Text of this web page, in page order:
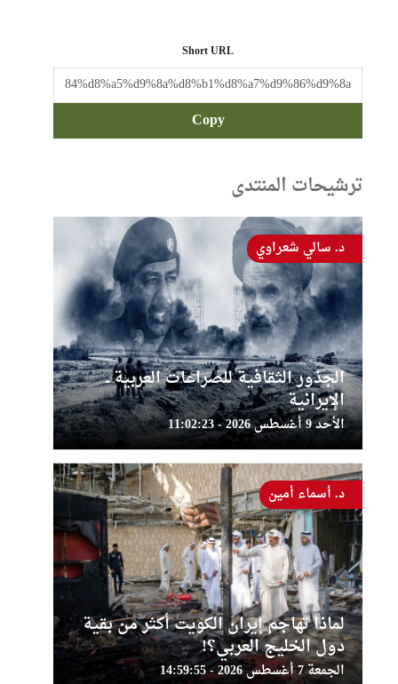
Short URL
Copy
ترشيحات المنتدى
الجذور الثقافية للصراعات العربية ــ
الإيرانية
الأحد 9 أغسطس 2026 - 11:02:23
د. سالي شعراوي
لماذا تهاجم إيران الكويت أكثر من بقية
دول الخليج العربي؟!
الجمعة 7 أغسطس 2026 - 14:59:55
د. أسماء أمين